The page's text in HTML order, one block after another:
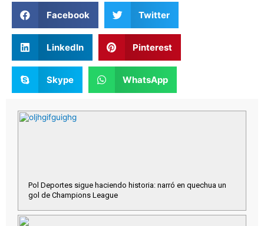
Facebook Twitter
LinkedIn Pinterest
Skype WhatsApp
Pol Deportes sigue haciendo historia: narró en quechua un
gol de Champions League